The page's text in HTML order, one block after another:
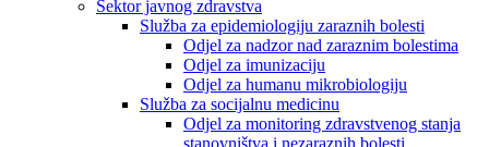
Sektor javnog zdravstva
Služba za epidemiologiju zaraznih bolesti
Odjel za nadzor nad zaraznim bolestima
Odjel za imunizaciju
Odjel za humanu mikrobiologiju
Služba za socijalnu medicinu
Odjel za monitoring zdravstvenog stanja
stanovništva i nezaraznih bolesti